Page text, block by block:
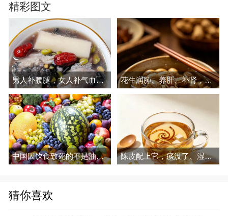
精彩图文
男人补腰腿，女人补气血，建议多吃 花生润肺、养肝、补肾，现在吃正好
中国因饮食致死的不是油和糖，这三种吃法才是真要命 陈皮配上它，痰没了、湿走了，越喝越润
猜你喜欢